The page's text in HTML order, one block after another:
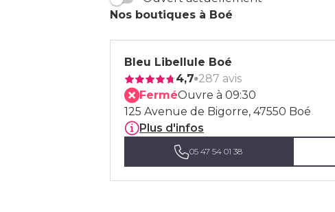
Nos boutiques à Boé
Bleu Libellule Boé
4,7 287 avis
FerméOuvre à 09:30
125 Avenue de Bigorre, 47550 Boé
Plus d'infos
05 47 54 01 38